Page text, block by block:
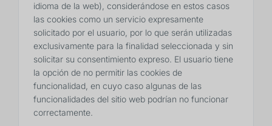
idioma de la web), considerándose en estos casos
las cookies como un servicio expresamente
solicitado por el usuario, por lo que serán utilizadas
exclusivamente para la finalidad seleccionada y sin
solicitar su consentimiento expreso. El usuario tiene
la opción de no permitir las cookies de
funcionalidad, en cuyo caso algunas de las
funcionalidades del sitio web podrían no funcionar
correctamente.